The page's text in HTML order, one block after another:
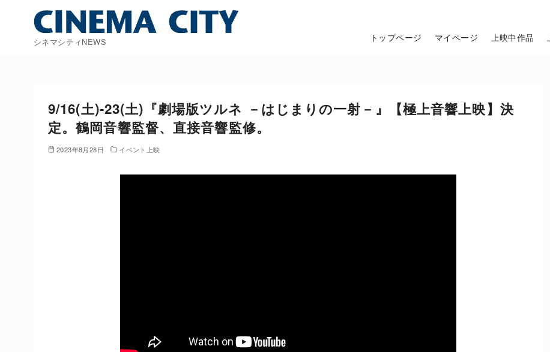
シネマシティNEWS トップページ マイページ 上映中作品
9/16(土)-23(土)『劇場版ツルネ －はじまりの一射－』【極上音響上映】決
定。鶴岡音響監督、直接音響監修。
2023年8月28日 イベント上映